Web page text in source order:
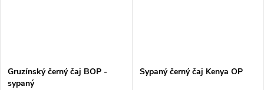
Gruzínský černý čaj BOP -
sypaný
Sypaný černý čaj Kenya OP